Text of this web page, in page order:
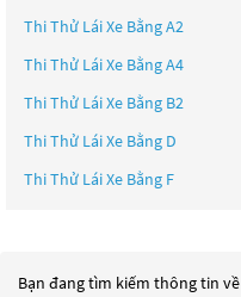
Thi Thử Lái Xe Bằng A2
Thi Thử Lái Xe Bằng A4
Thi Thử Lái Xe Bằng B2
Thi Thử Lái Xe Bằng D
Thi Thử Lái Xe Bằng F
Bạn đang tìm kiếm thông tin